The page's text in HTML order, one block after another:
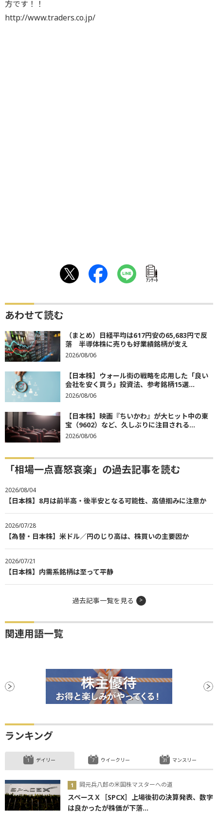
方です！！
http://www.traders.co.jp/
ｱﾝｹｰﾄ
あわせて読む
（まとめ）日経平均は617円安の65,683円で反
落 半導体株に売りも好業績銘柄が支え
2026/08/06
【日本株】ウォール街の戦略を応用した「良い
会社を安く買う」投資法、参考銘柄15選...
2026/08/06
【日本株】映画『ちいかわ』が大ヒット中の東
宝（9602）など、久しぶりに注目される...
2026/08/06
「相場一点喜怒哀楽」の過去記事を読む
2026/08/04
【日本株】8月は前半高・後半安となる可能性、高値掴みに注意か
2026/07/28
【為替・日本株】米ドル／円のじり高は、株買いの主要因か
2026/07/21
【日本株】内需系銘柄は至って平静
過去記事一覧を見る
関連用語一覧
ランキング
デイリー
岡元兵八郎の米国株マスターへの道
スペースＸ［SPCX］上場後初の決算発表、数字
は良かったが株価が下落...
ウイークリー マンスリー